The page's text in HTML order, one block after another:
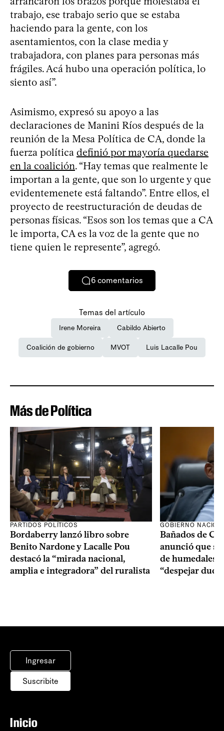
trabajo, ese trabajo serio que se estaba
haciendo para la gente, con los
asentamientos, con la clase media y
trabajadora, con planes para personas más
frágiles. Acá hubo una operación política, lo
siento así”.
Asimismo, expresó su apoyo a las
declaraciones de Manini Ríos después de la
reunión de la Mesa Política de CA, donde la
fuerza política definió por mayoría quedarse
en la coalición. “Hay temas que realmente le
importan a la gente, que son lo urgente y que
evidentemenete está faltando”. Entre ellos, el
proyecto de reestructuración de deudas de
personas físicas. “Esos son los temas que a CA
le importa, CA es la voz de la gente que no
tiene quien le represente”, agregó.
6 comentarios
Temas del artículo
Irene Moreira Cabildo Abierto
Coalición de gobierno MVOT Luis Lacalle Pou
Más de Política
PARTIDOS POLÍTICOS
Bordaberry lanzó libro sobre
Benito Nardone y Lacalle Pou
destacó la “mirada nacional,
amplia e integradora” del ruralista
GOBIERNO
Bañados de
anunció que
de humedales
“despejar
Ingresar
Suscribite
Inicio